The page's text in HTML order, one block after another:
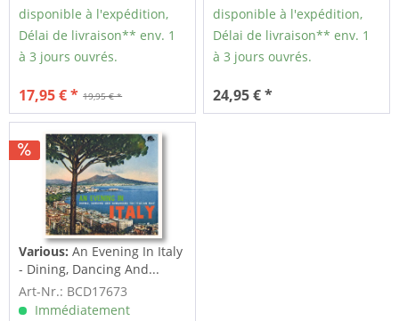
disponible à l'expédition,
Délai de livraison** env. 1
à 3 jours ouvrés.
19,95 € *
17,95 € *
disponible à l'expédition,
Délai de livraison** env. 1
à 3 jours ouvrés.
24,95 € *
Various:An Evening In Italy
- Dining, Dancing And...
Art-Nr.: BCD17673
Immédiatement